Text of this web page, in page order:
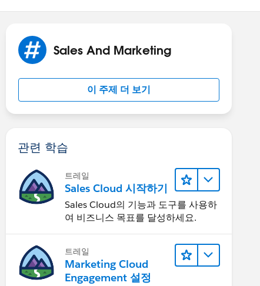
Sales And Marketing
이 주제 더 보기
관련 학습
트레일
Sales Cloud 시작하기
Sales Cloud의 기능과 도구를 사용하
여 비즈니스 목표를 달성하세요.
트레일
Marketing Cloud
Engagement 설정